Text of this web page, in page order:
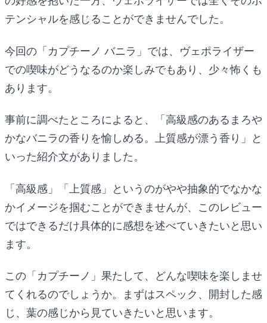
テンシャルを感じることができませんでした。
今回の「カプチーノ バニラ」では、ヴェポライザー
での喫味がどうなるのか楽しみでもあり、少々怖くも
あります。
事前に調べたところによると、「高級感のあるまろや
かなバニラの香りを愉しめる。上質感が漂う香り」と
いった紹介文がありました。
「高級感」「上質感」というのがやや抽象的でなかな
かイメージを掴むことができませんが、このレビュー
ではできるだけ具体的に感想を述べていきたいと思い
ます。
この「カプチーノ」果たして、どんな喫味を楽しませ
てくれるのでしょうか。まずはスペック、開封した感
じ、葉の感じから見ていきたいと思います。